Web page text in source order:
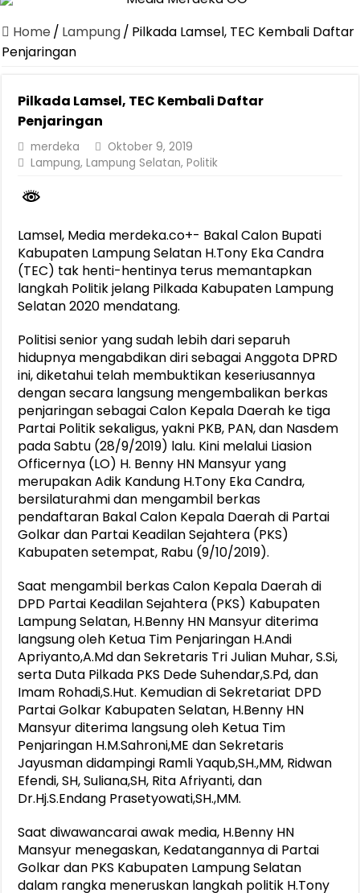
Dirut Jasa Raharja Dampingi Wamenhub Tinjau Penanganan
Pastikan Pelayanan Maksimal, Direksi Jasa Raharja Tinjau Korban
Jasa Raharja Jamin Seluruh Korban Kebakaran KM Mutiara
Gelar Audiensi, Jasa Raharja dan Kementerian PANRB Perkuat
Berkontribusi terhadap Keselamatan dan Mobilitas Masyarakat,
Ketua PMI Provinsi Lampung Lantik Pengurus PMI Lampung
Home / Lampung/ Pilkada Lamsel, TEC Kembali Daftar
Penjaringan
Pilkada Lamsel, TEC Kembali Daftar
Penjaringan
merdeka
Oktober 9, 2019
Lampung,Lampung Selatan,Politik
Lamsel, Media merdeka.co+- Bakal Calon Bupati
Kabupaten Lampung Selatan H.Tony Eka Candra
(TEC) tak henti-hentinya terus memantapkan
langkah Politik jelang Pilkada Kabupaten Lampung
Selatan 2020 mendatang.
Politisi senior yang sudah lebih dari separuh
hidupnya mengabdikan diri sebagai Anggota DPRD
ini, diketahui telah membuktikan keseriusannya
dengan secara langsung mengembalikan berkas
penjaringan sebagai Calon Kepala Daerah ke tiga
Partai Politik sekaligus, yakni PKB, PAN, dan Nasdem
pada Sabtu (28/9/2019) lalu. Kini melalui Liasion
Officernya (LO) H. Benny HN Mansyur yang
merupakan Adik Kandung H.Tony Eka Candra,
bersilaturahmi dan mengambil berkas
pendaftaran Bakal Calon Kepala Daerah di Partai
Golkar dan Partai Keadilan Sejahtera (PKS)
Kabupaten setempat, Rabu (9/10/2019).
Saat mengambil berkas Calon Kepala Daerah di
DPD Partai Keadilan Sejahtera (PKS) Kabupaten
Lampung Selatan, H.Benny HN Mansyur diterima
langsung oleh Ketua Tim Penjaringan H.Andi
Apriyanto,A.Md dan Sekretaris Tri Julian Muhar, S.Si,
serta Duta Pilkada PKS Dede Suhendar,S.Pd, dan
Imam Rohadi,S.Hut. Kemudian di Sekretariat DPD
Partai Golkar Kabupaten Selatan, H.Benny HN
Mansyur diterima langsung oleh Ketua Tim
Penjaringan H.M.Sahroni,ME dan Sekretaris
Jayusman didampingi Ramli Yaqub,SH.,MM, Ridwan
Efendi, SH, Suliana,SH, Rita Afriyanti, dan
Dr.Hj.S.Endang Prasetyowati,SH.,MM.
Saat diwawancarai awak media, H.Benny HN
Mansyur menegaskan, Kedatangannya di Partai
Golkar dan PKS Kabupaten Lampung Selatan
dalam rangka meneruskan langkah politik H.Tony